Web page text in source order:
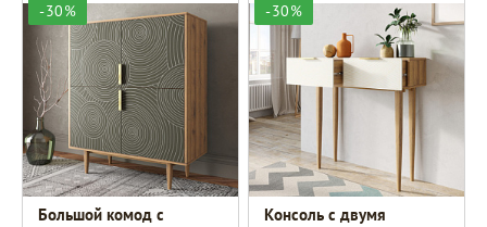
-30%
Большой комод с
-30%
Консоль с двумя